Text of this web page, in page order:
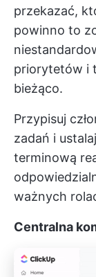
przekazać,
powinno to
priorytetów i
bieżąco.
Przypisuj
zadań i
terminową
ważnych
Centralna